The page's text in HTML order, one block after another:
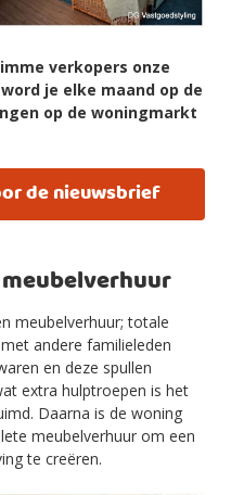
verkopers onze
je elke maand op de
op de woningmarkt
de nieuwsbrief
meubelverhuur; totale
andere familieleden
en deze spullen
extra hulptroepen is het
Daarna is de woning
meubelverhuur om een
te creëren.